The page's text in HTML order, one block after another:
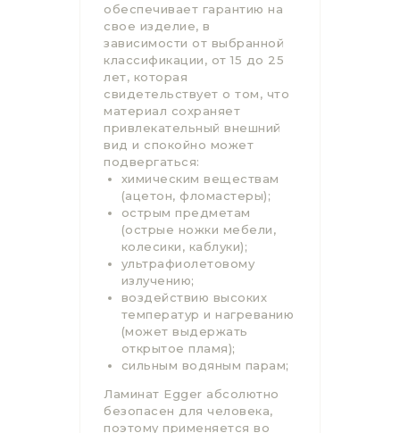
обеспечивает гарантию на
свое изделие, в
зависимости от выбранной
классификации, от 15 до 25
лет, которая
свидетельствует о том, что
материал сохраняет
привлекательный внешний
вид и спокойно может
подвергаться:
химическим веществам
(ацетон, фломастеры);
острым предметам
(острые ножки мебели,
колесики, каблуки);
ультрафиолетовому
излучению;
воздействию высоких
температур и нагреванию
(может выдержать
открытое пламя);
сильным водяным парам;
Ламинат Egger абсолютно
безопасен для человека,
поэтому применяется во